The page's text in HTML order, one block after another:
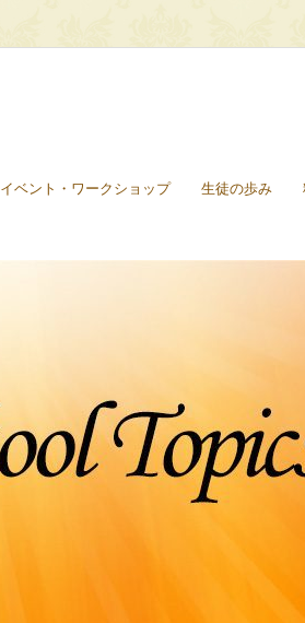
イベント・ワークショップ 生徒の歩み